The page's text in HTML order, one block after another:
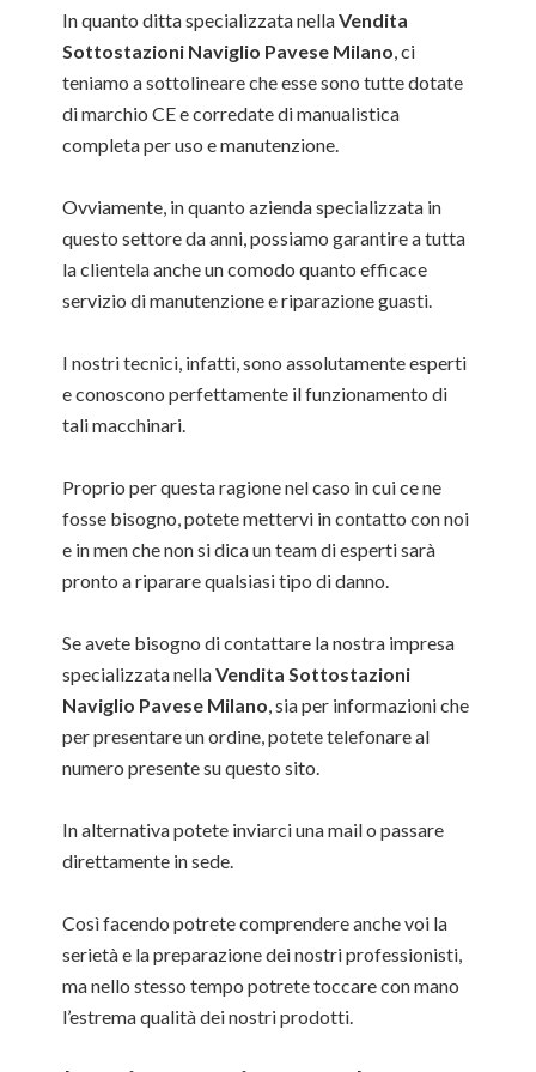
In quanto ditta specializzata nellaVendita
Sottostazioni Naviglio Pavese Milano, ci
teniamo a sottolineare che esse sono tutte dotate
di marchio CE e corredate di manualistica
completa per uso e manutenzione.
Ovviamente, in quanto azienda specializzata in
questo settore da anni, possiamo garantire a tutta
la clientela anche un comodo quanto efficace
servizio di manutenzione e riparazione guasti.
I nostri tecnici, infatti, sono assolutamente esperti
e conoscono perfettamente il funzionamento di
tali macchinari.
Proprio per questa ragione nel caso in cui ce ne
fosse bisogno, potete mettervi in contatto con noi
e in men che non si dica un team di esperti sarà
pronto a riparare qualsiasi tipo di danno.
Se avete bisogno di contattare la nostra impresa
specializzata nellaVendita Sottostazioni
Naviglio Pavese Milano, sia per informazioni che
per presentare un ordine, potete telefonare al
numero presente su questo sito.
In alternativa potete inviarci una mail o passare
direttamente in sede.
Così facendo potrete comprendere anche voi la
serietà e la preparazione dei nostri professionisti,
ma nello stesso tempo potrete toccare con mano
l’estrema qualità dei nostri prodotti.